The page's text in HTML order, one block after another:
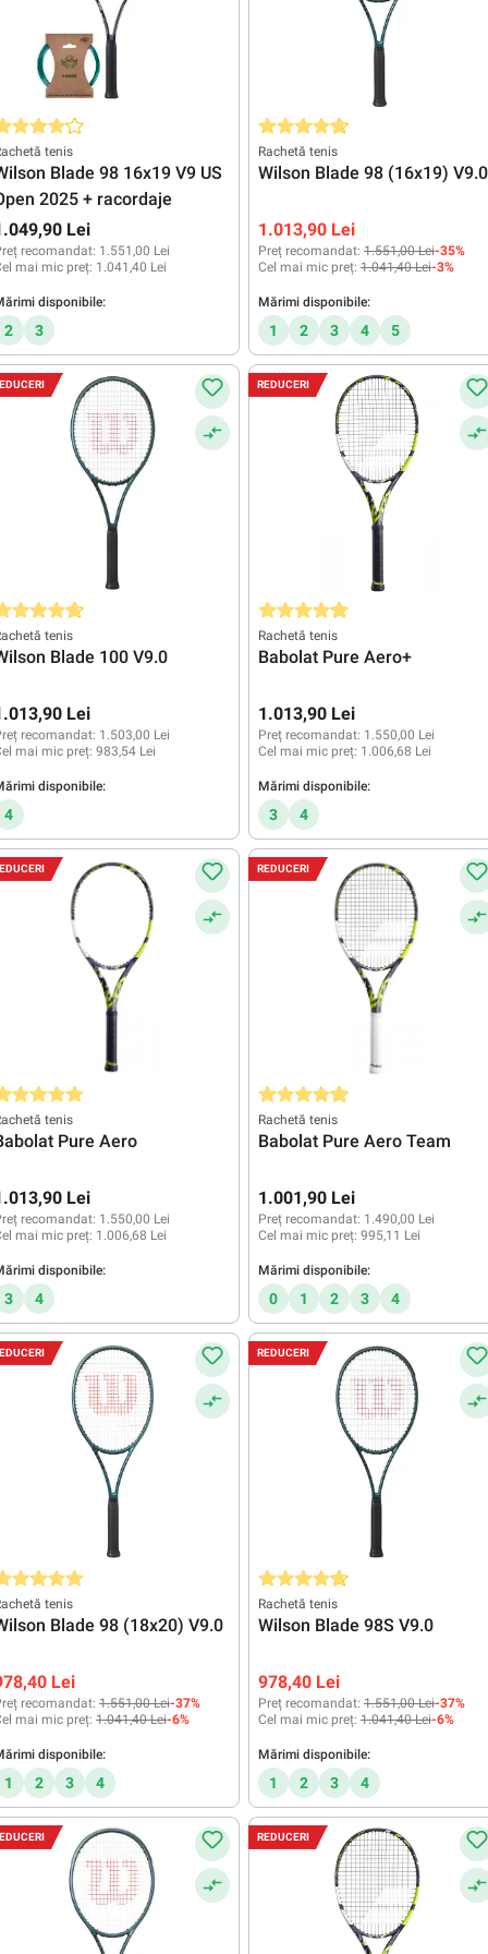
medie de 4 din 5 stele
tenis
Blade 98 16x19 V9 US
2025 + racordaje
Lei
recomandat: 1.551,00 Lei
mai mic preț: 1.041,40 Lei
disponibile:
2 3
Evaluarea medie de 4.8 din 5 stele
Rachetă tenis
Wilson Blade 98 (16x19) V9.0
1.013,90 Lei
Preț recomandat: 1.551,00 Lei-35%
Cel mai mic preț: 1.041,40 Lei-3%
Mărimi disponibile:
1 2 3 4 5
medie de 4.6 din 5 stele
tenis
Blade 100 V9.0
Lei
recomandat: 1.503,00 Lei
mai mic preț: 983,54 Lei
disponibile:
4
REDUCERI
Evaluarea medie de 4.9 din 5 stele
Rachetă tenis
Babolat Pure Aero+
1.013,90 Lei
Preț recomandat: 1.550,00 Lei
Cel mai mic preț: 1.006,68 Lei
Mărimi disponibile:
3 4
medie de 5 din 5 stele
tenis
Pure Aero
Lei
recomandat: 1.550,00 Lei
mai mic preț: 1.006,68 Lei
disponibile:
3 4
REDUCERI
Evaluarea medie de 4.8 din 5 stele
Rachetă tenis
Babolat Pure Aero Team
1.001,90 Lei
Preț recomandat: 1.490,00 Lei
Cel mai mic preț: 995,11 Lei
Mărimi disponibile:
0 1 2 3 4
medie de 5 din 5 stele
tenis
Blade 98 (18x20) V9.0
Lei
recomandat: 1.551,00 Lei-37%
mai mic preț: 1.041,40 Lei-6%
disponibile:
1 2 3 4
REDUCERI
Evaluarea medie de 4.8 din 5 stele
Rachetă tenis
Wilson Blade 98S V9.0
978,40 Lei
Preț recomandat: 1.551,00 Lei-37%
Cel mai mic preț: 1.041,40 Lei-6%
Mărimi disponibile:
1 2 3 4
REDUCERI